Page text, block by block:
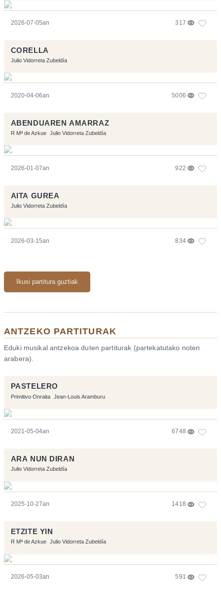
2026-07-05an 317
CORELLA
Julio Vidorreta Zubeldía
2020-04-06an 5006
ABENDUAREN AMARRAZ
R Mª de Azkue Julio Vidorreta Zubeldía
2026-01-07an 922
AITA GUREA
Julio Vidorreta Zubeldía
2026-03-15an 834
Ikusi partitura guztiak
ANTZEKO PARTITURAK
Eduki musikal antzekoa duten partiturak (partekatutako noten
arabera).
PASTELERO
Primitivo Onraita Jean-Louis Aramburu
2021-05-04an 6748
ARA NUN DIRAN
Julio Vidorreta Zubeldía
2025-10-27an 1418
ETZITE YIN
R Mª de Azkue Julio Vidorreta Zubeldía
2026-05-03an 591